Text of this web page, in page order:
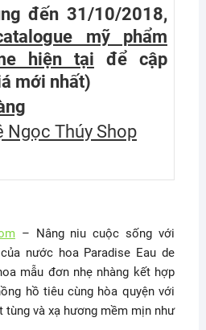
đến 31/10/2018,
mỹ phẩm
hiện tại
để cập
mới nhất)
Ngọc Thúy Shop
– Nâng niu cuộc sống với
nước hoa Paradise Eau de
mẫu đơn nhẹ nhàng kết hợp
hồ tiêu cùng hòa quyện với
tùng và xạ hương mềm mịn như